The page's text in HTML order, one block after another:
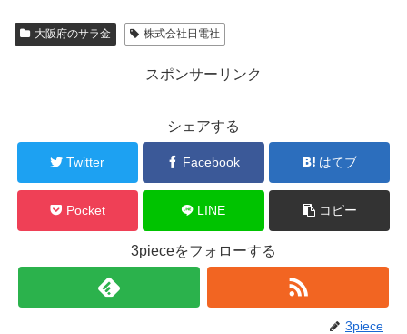
大阪府のサラ金 株式会社日電社
スポンサーリンク
シェアする
Twitter Facebook はてブ
Pocket LINE コピー
3pieceをフォローする
3piece